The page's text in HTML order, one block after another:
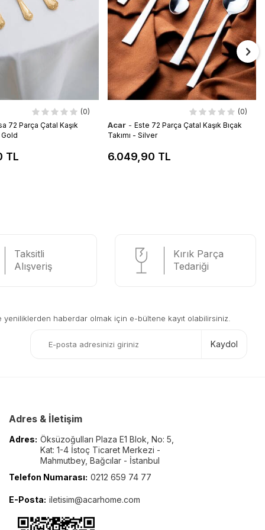
(0)
72 Parça Çatal Kaşık
Gold
TL
(0)
Acar - Este 72 Parça Çatal Kaşık Bıçak
Takımı - Silver
6.049,90 TL
Taksitli
Alışveriş
Kırık Parça
Tedariği
yeniliklerden haberdar olmak için e-bültene kayıt olabilirsiniz.
Kaydol
Adres & İletişim
Adres: Öksüzoğulları Plaza E1 Blok, No: 5,
Kat: 1-4 İstoç Ticaret Merkezi -
Mahmutbey, Bağcılar - İstanbul
Telefon Numarası: 0212 659 74 77
E-Posta: iletisim@acarhome.com